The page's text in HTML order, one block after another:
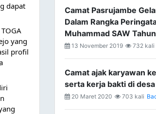
dapat
yang
profil
Camat Pasrujambe
Dalam Rangka
Muhammad SAW
13 November 2019 732 kali
Camat ajak karyawan
serta kerja bakti di desa
20 Maret 2020 703 kali